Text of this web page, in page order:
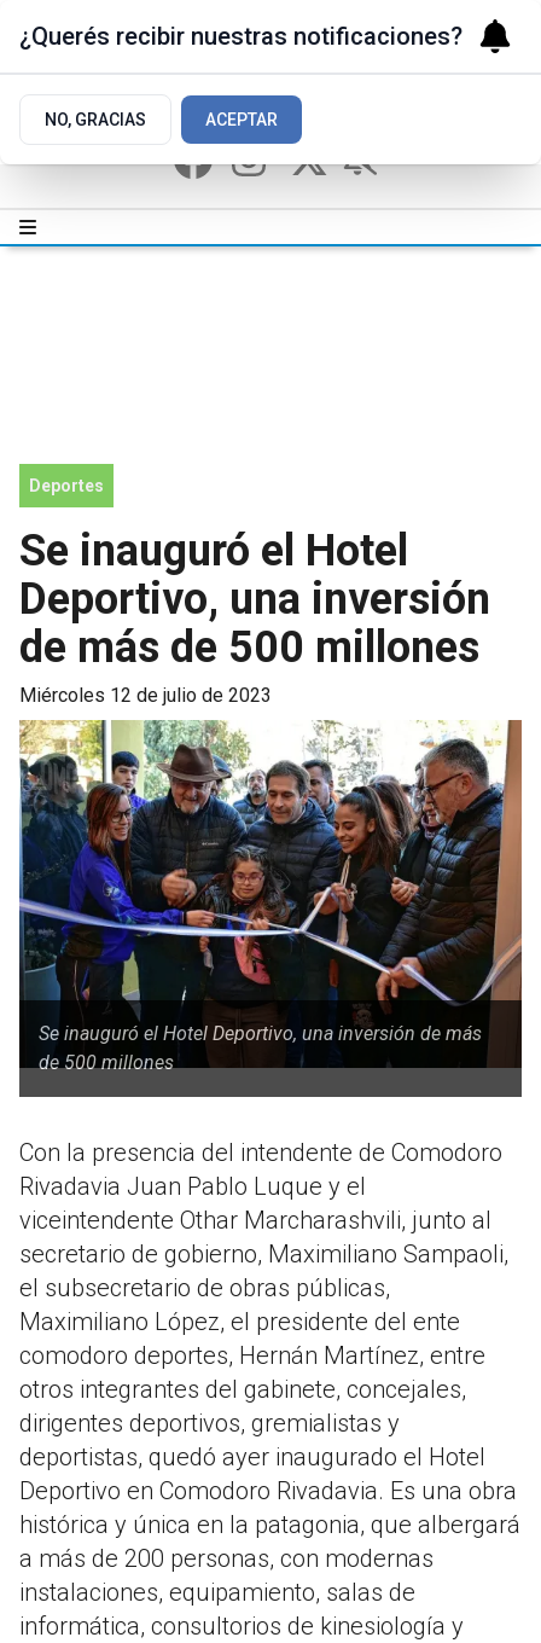
Deportes
Se inauguró el Hotel
Deportivo, una inversión
de más de 500 millones
miércoles 12 de julio de 2023
Se inauguró el Hotel Deportivo, una inversión de más
de 500 millones
Con la presencia del intendente de Comodoro
Rivadavia Juan Pablo Luque y el
viceintendente Othar Marcharashvili, junto al
secretario de gobierno, Maximiliano Sampaoli,
el subsecretario de obras públicas,
Maximiliano López, el presidente del ente
comodoro deportes, Hernán Martínez, entre
otros integrantes del gabinete, concejales,
dirigentes deportivos, gremialistas y
deportistas, quedó ayer inaugurado el Hotel
Deportivo en Comodoro Rivadavia. Es una obra
histórica y única en la patagonia, que albergará
a más de 200 personas, con modernas
instalaciones, equipamiento, salas de
informática, consultorios de kinesiología y
¿Querés recibir nuestras notificaciones?
NO, GRACIAS ACEPTAR